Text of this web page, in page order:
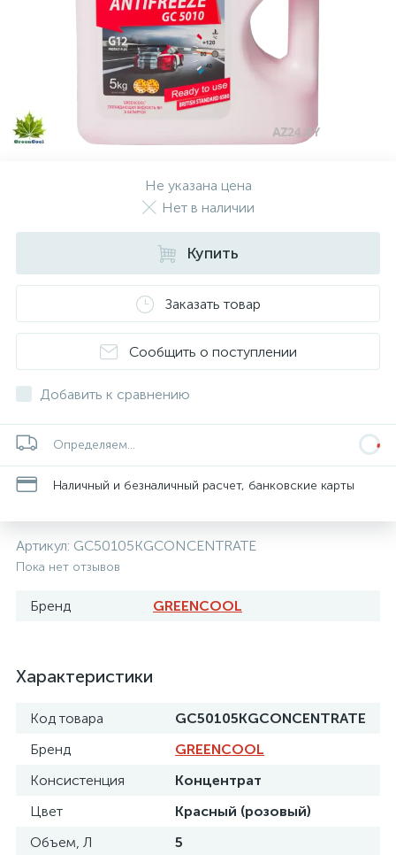
Не указана цена
Нет в наличии
Купить
Заказать товар
Сообщить о поступлении
Добавить к сравнению
Определяем...
Наличный и безналичный расчет, банковские карты
Артикул: GC50105KGCONCENTRATE
Пока нет отзывов
Бренд GREENCOOL
Характеристики
Код товара
GC50105KGCONCENTRATE
Бренд
GREENCOOL
Консистенция
Концентрат
Цвет
Красный (розовый)
Объем, Л
5
Зимние шины
Всесезонные шины
Легковые шины
Грузовые шины
Шины внедорожные